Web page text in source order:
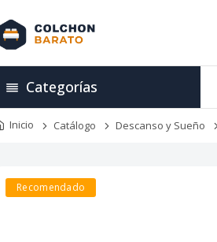
Categorías
Inicio Catálogo Descanso y Sueño
Recomendado